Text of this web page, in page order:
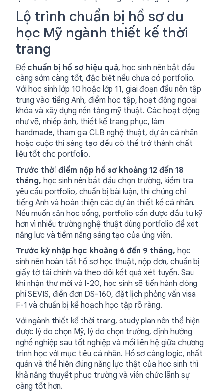
Lộ trình chuẩn bị hồ sơ du
học Mỹ ngành thiết kế thời
trang
Để chuẩn bị hồ sơ hiệu quả, học sinh nên bắt đầu
càng sớm càng tốt, đặc biệt nếu chưa có portfolio.
Với học sinh lớp 10 hoặc lớp 11, giai đoạn đầu nên tập
trung vào tiếng Anh, điểm học tập, hoạt động ngoại
khóa và xây dựng nền tảng mỹ thuật. Các hoạt động
như vẽ, nhiếp ảnh, thiết kế trang phục, làm
handmade, tham gia CLB nghệ thuật, dự án cá nhân
hoặc cuộc thi sáng tạo đều có thể trở thành chất
liệu tốt cho portfolio.
Trước thời điểm nộp hồ sơ khoảng 12 đến 18
tháng, học sinh nên bắt đầu chọn trường, kiểm tra
yêu cầu portfolio, chuẩn bị bài luận, thi chứng chỉ
tiếng Anh và hoàn thiện các dự án thiết kế cá nhân.
Nếu muốn săn học bổng, portfolio cần được đầu tư kỹ
hơn vì nhiều trường nghệ thuật dùng portfolio để xét
năng lực và tiềm năng sáng tạo của ứng viên.
Trước kỳ nhập học khoảng 6 đến 9 tháng, học
sinh nên hoàn tất hồ sơ học thuật, nộp đơn, chuẩn bị
giấy tờ tài chính và theo dõi kết quả xét tuyển. Sau
khi nhận thư mời và I-20, học sinh sẽ tiến hành đóng
phí SEVIS, điền đơn DS-160, đặt lịch phỏng vấn visa
F-1 và chuẩn bị kế hoạch học tập rõ ràng.
Với ngành thiết kế thời trang, study plan nên thể hiện
được lý do chọn Mỹ, lý do chọn trường, định hướng
nghề nghiệp sau tốt nghiệp và mối liên hệ giữa chương
trình học với mục tiêu cá nhân. Hồ sơ càng logic, nhất
quán và thể hiện đúng năng lực thật của học sinh thì
khả năng thuyết phục trường và viên chức lãnh sự
càng tốt hơn.